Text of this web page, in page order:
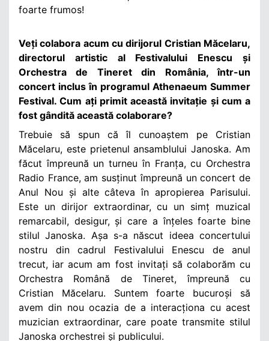
foarte frumos!
Veți colabora acum cu dirijorul Cristian Măcelaru,
directorul artistic al Festivalului Enescu și
Orchestra de Tineret din România, într-un
concert inclus în programul Athenaeum Summer
Festival. Cum ați primit această invitație și cum a
fost gândită această colaborare?
Trebuie să spun că îl cunoaștem pe Cristian
Măcelaru, este prietenul ansamblului Janoska. Am
făcut împreună un turneu în Franța, cu Orchestra
Radio France, am susținut împreună un concert de
Anul Nou și alte câteva în apropierea Parisului.
Este un dirijor extraordinar, cu un simț muzical
remarcabil, desigur, și care a înțeles foarte bine
stilul Janoska. Așa s-a născut ideea concertului
nostru din cadrul Festivalului Enescu de anul
trecut, iar acum am fost invitați să colaborăm cu
Orchestra Română de Tineret, împreună cu
Cristian Măcelaru. Suntem foarte bucuroși să
avem din nou ocazia de a interacționa cu acest
muzician extraordinar, care poate transmite stilul
Janoska orchestrei și publicului.